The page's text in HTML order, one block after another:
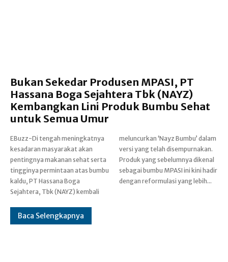
Bukan Sekedar Produsen MPASI, PT
Hassana Boga Sejahtera Tbk (NAYZ)
Kembangkan Lini Produk Bumbu Sehat
untuk Semua Umur
EBuzz-Di tengah meningkatnya
kesadaran masyarakat akan
pentingnya makanan sehat serta
tingginya permintaan atas bumbu
kaldu, PT Hassana Boga
Sejahtera, Tbk (NAYZ) kembali
meluncurkan ‘Nayz Bumbu’ dalam
versi yang telah disempurnakan.
Produk yang sebelumnya dikenal
sebagai bumbu MPASI ini kini hadir
dengan reformulasi yang lebih...
Baca Selengkapnya